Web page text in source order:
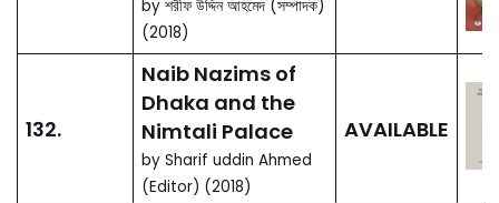
History of
Bangladesh: Early
Bengal in
Regional
Perspectives (up
to c. 1200 CE) (2
Vols.)